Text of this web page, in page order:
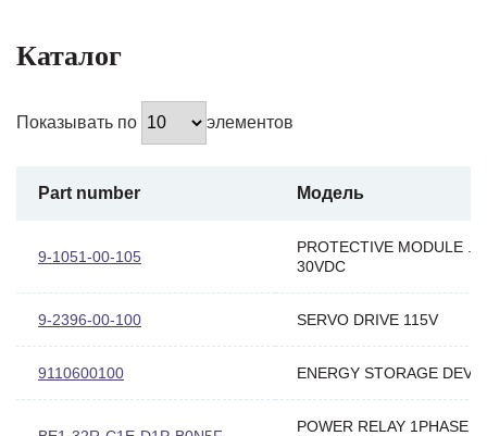
Каталог
Показывать по элементов
Part number Модель
9-1051-00-105
PROTECTIVE MODULE
30VDC
9-2396-00-100 SERVO DRIVE 115V
9110600100 ENERGY STORAGE
POWER RELAY 1PHASE